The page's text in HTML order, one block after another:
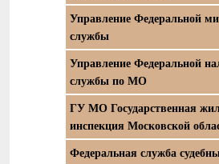
Управление Федеральной
службы
Управление Федеральной
службы по МО
ГУ МО Государственная
инспекция Московской
Федеральная служба